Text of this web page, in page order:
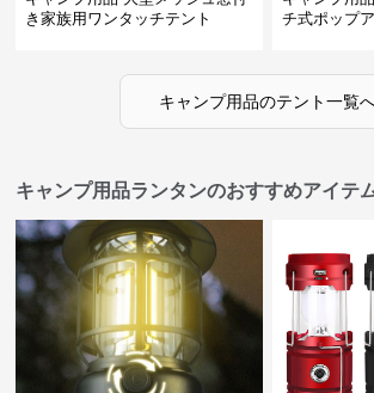
き家族用ワンタッチテント
チ式ポップ
キャンプ用品のテント一覧
キャンプ用品ランタンのおすすめアイテ